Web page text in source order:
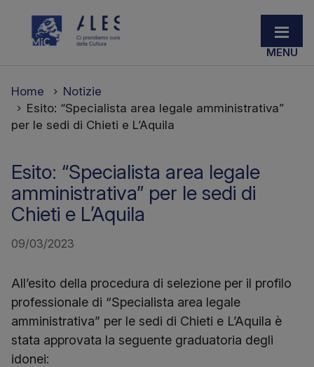
Home
Notizie
Esito: “Specialista area legale amministrativa”
per le sedi di Chieti e L’Aquila
Esito: “Specialista area legale
amministrativa” per le sedi di
Chieti e L’Aquila
09/03/2023
All’esito della procedura di selezione per il profilo
professionale di “Specialista area legale
amministrativa” per le sedi di Chieti e L’Aquila è
stata approvata la seguente graduatoria degli
idonei: